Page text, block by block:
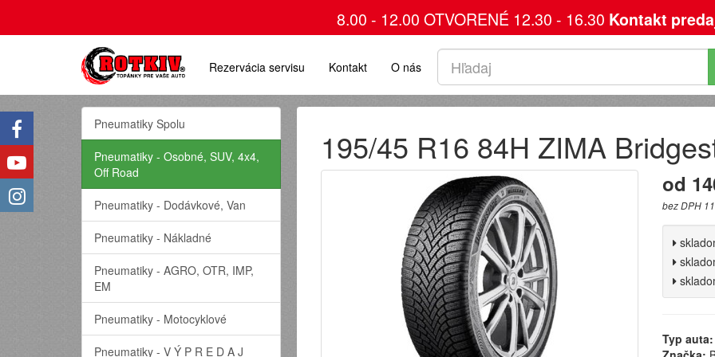
8.00 - 12.00 OTVORENÉ 12.30 - 16.30 Kontakt
Rezervácia servisu Kontakt O nás
195/45 R16 84H ZIMA
od
bez DPH
Typ auta:
Pneumatiky Spolu
Pneumatiky - Osobné, SUV, 4x4,
Off Road
Pneumatiky - Dodávkové, Van
Pneumatiky - Nákladné
Pneumatiky - AGRO, OTR, IMP,
EM
Pneumatiky - Motocyklové
Pneumatiky - V Ý P R E D A J